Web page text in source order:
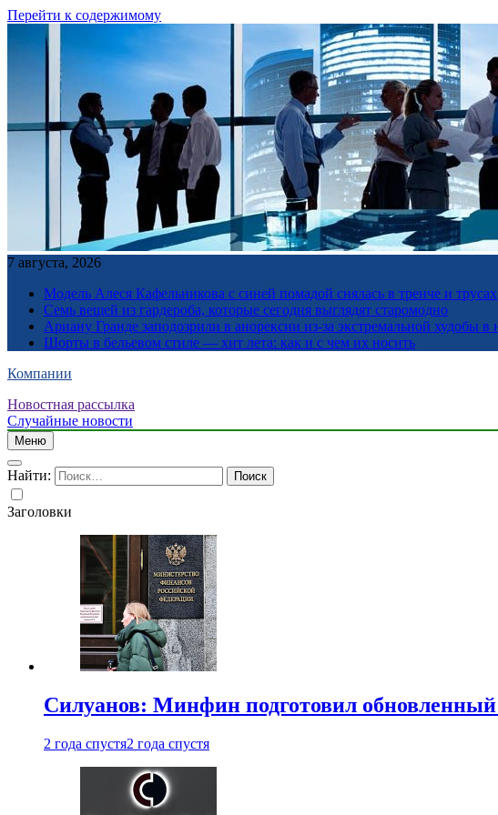
Перейти к содержимому
7 августа, 2026
Модель Алеся Кафельникова с синей помадой снялась в тренче и трусах
Семь вещей из гардероба, которые сегодня выглядят старомодно
Ариану Гранде заподозрили в анорексии из-за экстремальной худобы
Шорты в бельевом стиле — хит лета: как и с чем их носить
Компании
Новостная рассылка
Случайные новости
Меню
Найти:
Заголовки
Силуанов: Минфин подготовил
2 года спустя2 года спустя